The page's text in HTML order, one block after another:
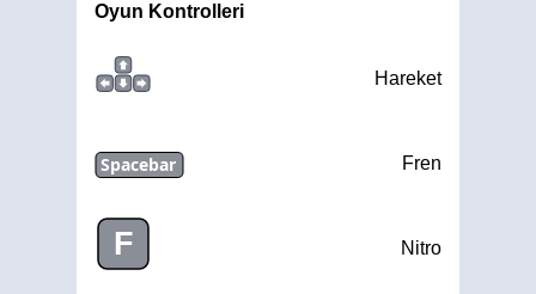
Oyun Kontrolleri
Hareket
Spacebar Fren
F Nitro